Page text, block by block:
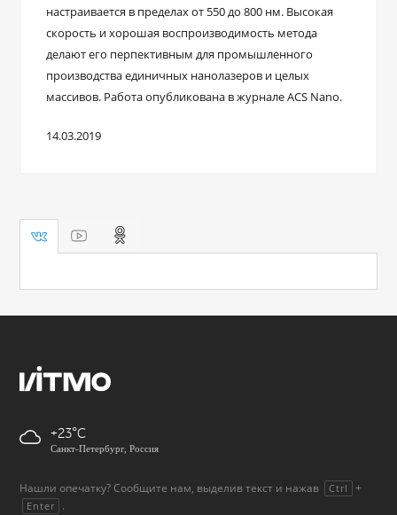
настраивается в пределах от 550 до 800 нм. Высокая
скорость и хорошая воспроизводимость метода
делают его перпективным для промышленного
производства единичных нанолазеров и целых
массивов. Работа опубликована в журнале ACS Nano.
14.03.2019
+23
Санкт-Петербург, Россия
Нашли опечатку? Сообщите нам, выделив текст и нажав Ctrl +
Enter .